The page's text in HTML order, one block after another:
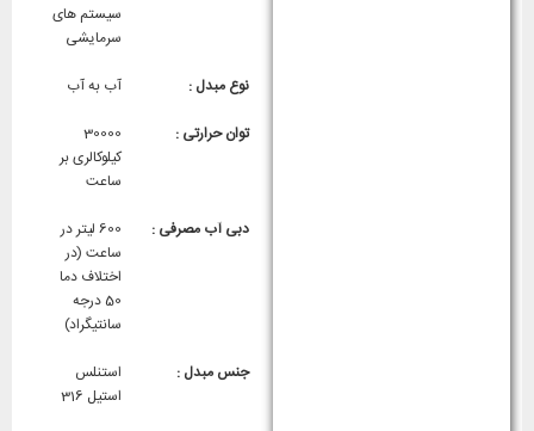
سیستم های
سرمایشی
نوع مبدل :
آب به آب
توان حرارتی :
30000
کیلوکالری بر
ساعت
دبی آب مصرفی :
600 لیتر در
ساعت (در
اختلاف دما
50 درجه
سانتیگراد)
جنس مبدل :
استنلس
استیل 316